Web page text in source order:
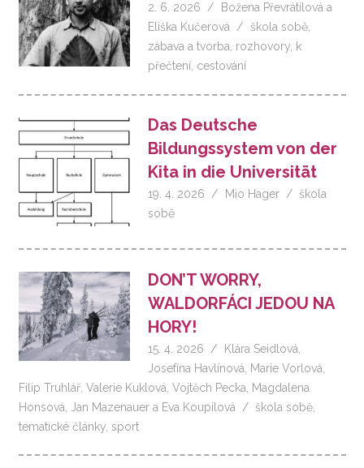
2. 6. 2026 Božena Převrátilová a
Eliška Kučerová
škola sobě,
zábava a tvorba rozhovory k
přečtení cestování
Das Deutsche
Bildungssystem von der
Kita in die Universität
19. 4. 2026 Mio Hager
škola
sobě
DON’T WORRY,
WALDORFÁCI JEDOU NA
HORY!
15. 4. 2026 Klára Seidlová
Josefína Havlínová
Marie Vorlová
Filip Truhlář, Valerie Kuklová Vojtěch Pecka
Magdalena
Honsová
Jan Mazenauera Eva Koupilová škola sobě
tematické články, sport